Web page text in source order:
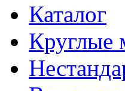
Каталог
Круглые